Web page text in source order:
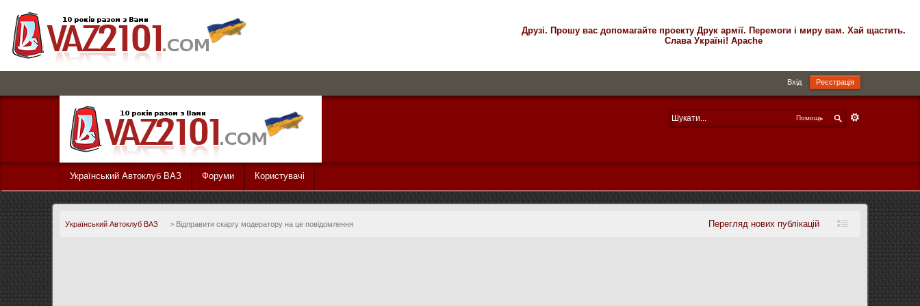
Друзі. Прошу вас допомагайте проекту Друк армії. Перемоги і миру вам. Хай щастить.
Слава Україні! Apache
Вхід Реєстрація
Помощь
Український Автоклуб ВАЗ Форуми Користувачі
Український Автоклуб ВАЗ > Відправити скаргу модератору на це повідомлення Перегляд нових публікацій